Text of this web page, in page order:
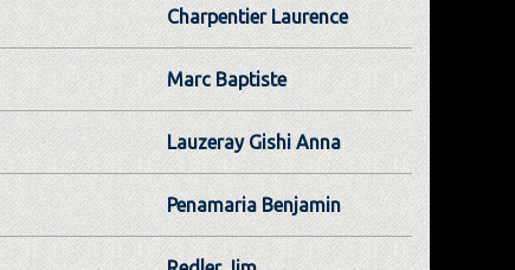
Charpentier Laurence
Marc Baptiste
Lauzeray Gishi Anna
Penamaria Benjamin